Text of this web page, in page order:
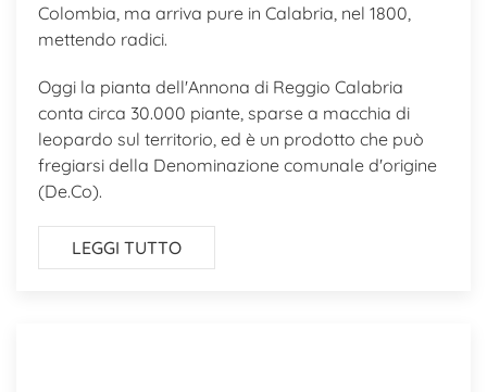
Colombia, ma arriva pure in Calabria, nel 1800,
mettendo radici.
Oggi la pianta dell'Annona di Reggio Calabria
conta circa 30.000 piante, sparse a macchia di
leopardo sul territorio, ed è un prodotto che può
fregiarsi della Denominazione comunale d'origine
(De.Co).
LEGGI TUTTO